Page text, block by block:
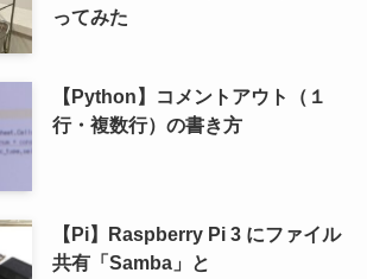
ってみた
【Python】コメントアウト（１
行・複数行）の書き方
【Pi】Raspberry Pi 3 にファイル
共有「Samba」と